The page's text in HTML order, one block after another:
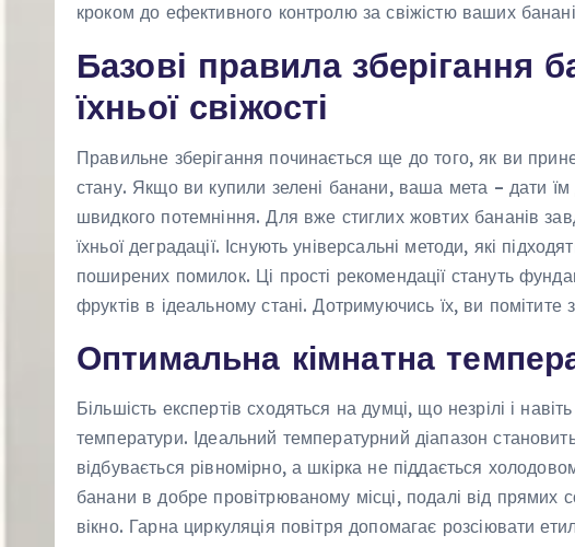
кроком до ефективного контролю за свіжістю ваших
Базові правила зберігання
їхньої свіжості
Правильне зберігання починається ще до того, як ви
стану. Якщо ви купили зелені банани, ваша мета – дати
швидкого потемніння. Для вже стиглих жовтих бананів
їхньої деградації. Існують універсальні методи, які
поширених помилок. Ці прості рекомендації стануть
фруктів в ідеальному стані. Дотримуючись їх, ви помітите
Оптимальна кімнатна
Більшість експертів сходяться на думці, що незрілі і
температури. Ідеальний температурний діапазон
відбувається рівномірно, а шкірка не піддається
банани в добре провітрюваному місці, подалі від
вікно. Гарна циркуляція повітря допомагає розсіювати